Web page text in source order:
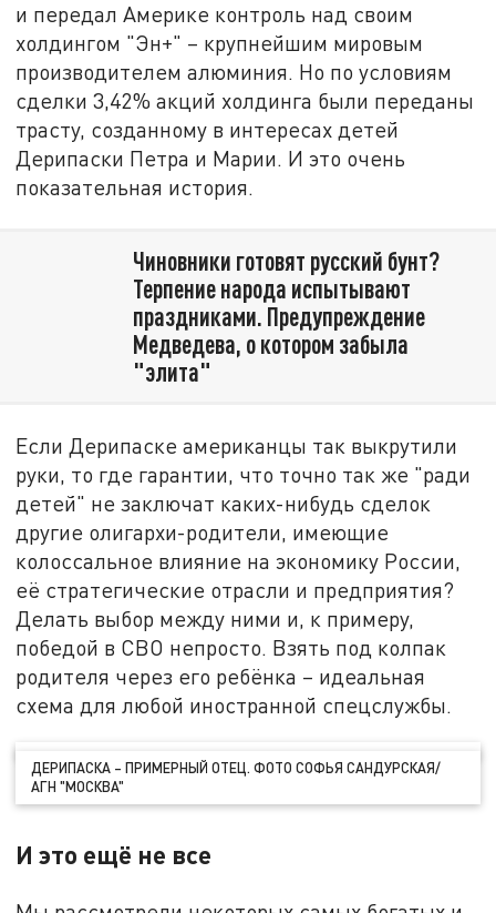
и передал Америке контроль над своим
холдингом "Эн+" – крупнейшим мировым
производителем алюминия. Но по условиям
сделки 3,42% акций холдинга были переданы
трасту, созданному в интересах детей
Дерипаски Петра и Марии. И это очень
показательная история.
Чиновники готовят русский бунт?
Терпение народа испытывают
праздниками. Предупреждение
Медведева, о котором забыла
"элита"
Если Дерипаске американцы так выкрутили
руки, то где гарантии, что точно так же "ради
детей" не заключат каких-нибудь сделок
другие олигархи-родители, имеющие
колоссальное влияние на экономику России,
её стратегические отрасли и предприятия?
Делать выбор между ними и, к примеру,
победой в СВО непросто. Взять под колпак
родителя через его ребёнка – идеальная
схема для любой иностранной спецслужбы.
ДЕРИПАСКА – ПРИМЕРНЫЙ ОТЕЦ. ФОТО СОФЬЯ САНДУРСКАЯ/
АГН "МОСКВА"
И это ещё не все